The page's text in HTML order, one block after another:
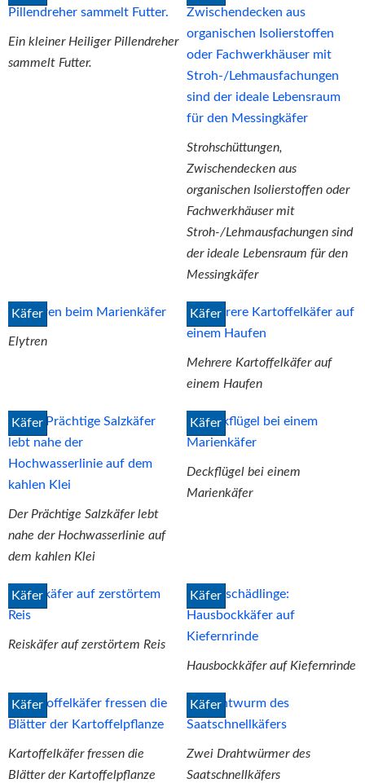
Ein kleiner Heiliger Pillendreher
sammelt Futter.
Strohschüttungen,
Zwischendecken aus
organischen Isolierstoffen oder
Fachwerkhäuser mit
Stroh-/Lehmausfachungen sind
der ideale Lebensraum für den
Messingkäfer
Käfer
Elytren
Käfer
Mehrere Kartoffelkäfer auf
einem Haufen
Käfer
Der Prächtige Salzkäfer lebt
nahe der Hochwasserlinie auf
dem kahlen Klei
Käfer
Deckflügel bei einem
Marienkäfer
Käfer
Reiskäfer auf zerstörtem Reis
Käfer
Hausbockkäfer auf Kiefernrinde
Käfer
Kartoffelkäfer fressen die
Blätter der Kartoffelpflanze
Käfer
Zwei Drahtwürmer des
Saatschnellkäfers